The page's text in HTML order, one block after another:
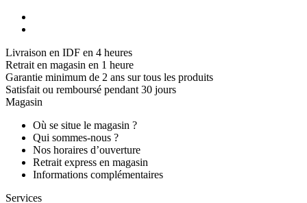
Livraison en IDF en 4 heures
Retrait en magasin en 1 heure
Garantie minimum de 2 ans sur tous les produits
Satisfait ou remboursé pendant 30 jours
Magasin
Où se situe le magasin ?
Qui sommes-nous ?
Nos horaires d’ouverture
Retrait express en magasin
Informations complémentaires
Services